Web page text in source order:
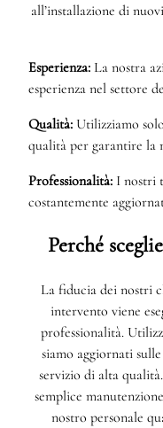
all’installazione di
Esperienza: La nostra
esperienza nel settore
Qualità: Utilizziamo
qualità per garantire la
Professionalità: I nostri
costantemente
Perché
La fiducia dei nostri
intervento viene
professionalità.
siamo aggiornati
servizio di alta
semplice
nostro personale